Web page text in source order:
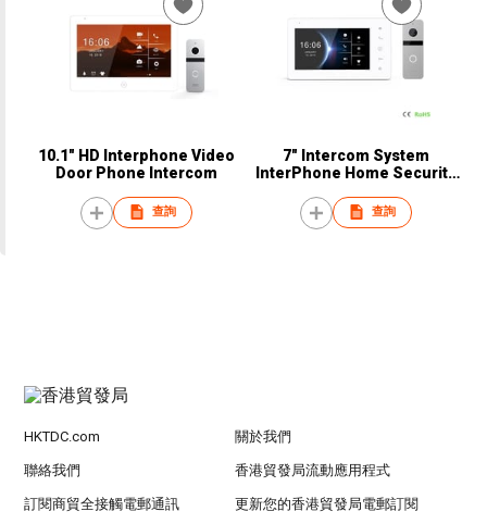
10.1" HD Interphone Video
Door Phone Intercom
查詢
7" Intercom System
InterPhone Home Security
查詢
HKTDC.com 關於我們
聯絡我們 香港貿發局流動應用程式
訂閱商貿全接觸電郵通訊 更新您的香港貿發局電郵訂閱